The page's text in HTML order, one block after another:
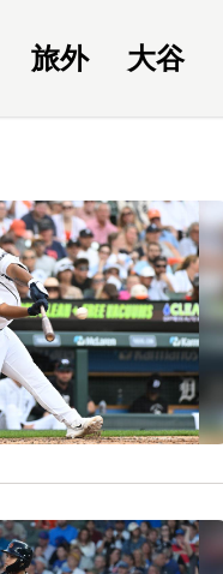
旅外 大谷